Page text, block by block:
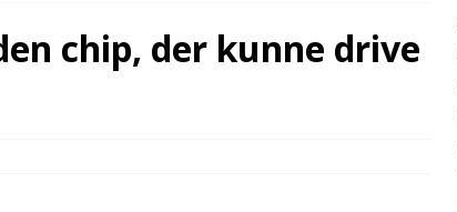
EU adgang til ny AI-model, mens Anthropic holder igen
chip, der kunne drive